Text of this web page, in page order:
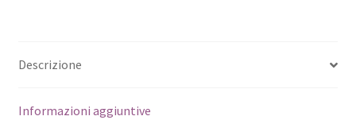
Descrizione
Informazioni aggiuntive